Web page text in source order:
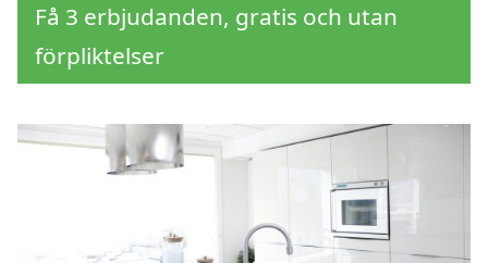
Få 3 erbjudanden, gratis och utan
förpliktelser